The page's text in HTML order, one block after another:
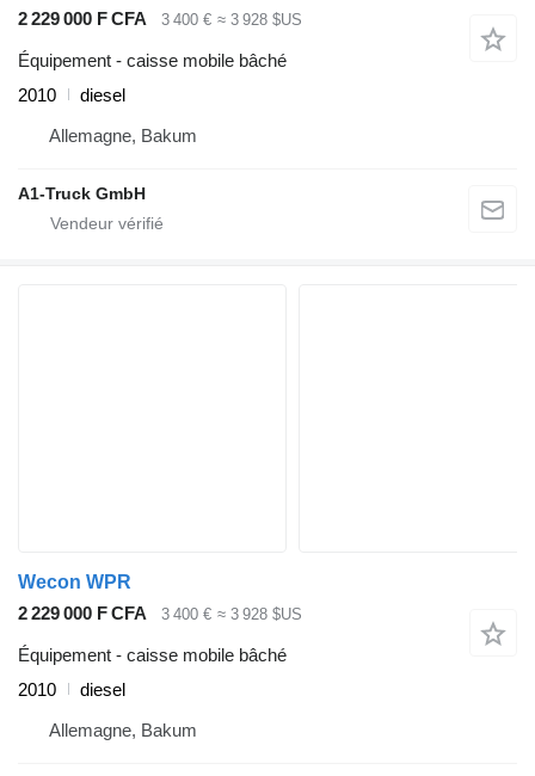
2 229 000 F CFA
3 400 € ≈ 3 928 $US
Équipement - caisse mobile bâché
2010
diesel
Allemagne, Bakum
A1-Truck GmbH
Wecon WPR
2 229 000 F CFA
3 400 € ≈ 3 928 $US
Équipement - caisse mobile bâché
2010
diesel
Allemagne, Bakum